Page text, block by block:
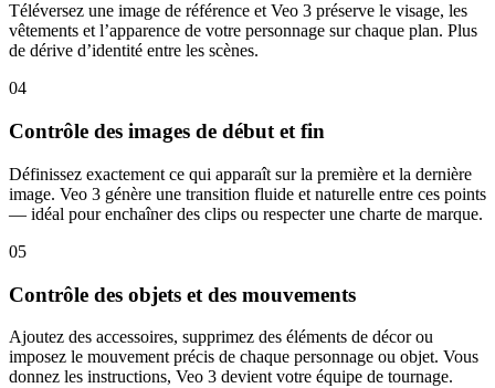
Téléversez une image de référence et Veo 3 préserve le visage, les
vêtements et l’apparence de votre personnage sur chaque plan. Plus
de dérive d’identité entre les scènes.
04
Contrôle des images de début et fin
Définissez exactement ce qui apparaît sur la première et la dernière
image. Veo 3 génère une transition fluide et naturelle entre ces points
— idéal pour enchaîner des clips ou respecter une charte de marque.
05
Contrôle des objets et des mouvements
Ajoutez des accessoires, supprimez des éléments de décor ou
imposez le mouvement précis de chaque personnage ou objet. Vous
donnez les instructions, Veo 3 devient votre équipe de tournage.